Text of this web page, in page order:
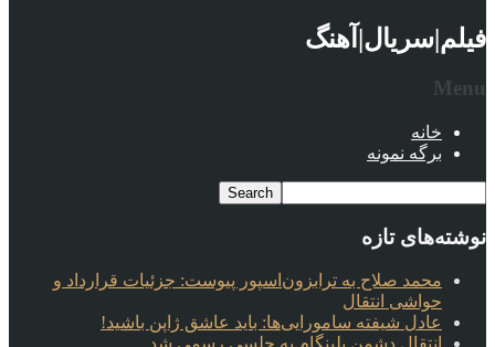
فیلم|سریال|آهنگ
Menu
خانه
برگه نمونه
نوشته‌های تازه
محمد صلاح به ترابزون‌اسپور پیوست: جزئیات قرارداد و
حواشی انتقال
عادل شیفته سامورایی‌ها: باید عاشق ژاپن باشید!